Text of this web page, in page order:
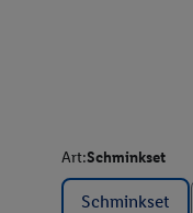
Art:Schminkset
Schminkset